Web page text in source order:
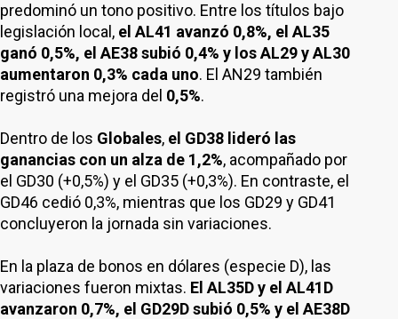
predominó un tono positivo. Entre los títulos bajo
legislación local, el AL41 avanzó 0,8%, el AL35
ganó 0,5%, el AE38 subió 0,4% y los AL29 y AL30
aumentaron 0,3% cada uno. El AN29 también
registró una mejora del 0,5%.
Dentro de los Globales, el GD38 lideró las
ganancias con un alza de 1,2%, acompañado por
el GD30 (+0,5%) y el GD35 (+0,3%). En contraste, el
GD46 cedió 0,3%, mientras que los GD29 y GD41
concluyeron la jornada sin variaciones.
En la plaza de bonos en dólares (especie D), las
variaciones fueron mixtas. El AL35D y el AL41D
avanzaron 0,7%, el GD29D subió 0,5% y el AE38D